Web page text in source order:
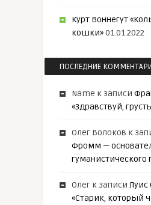
Курт Воннегут
кошки» 01.01.2022
ПОСЛЕДНИЕ
Name к записи
«Здравствуй,
Олег Волоков к
Фромм —
гуманистического
Олегк записи Луис
«Старик, который